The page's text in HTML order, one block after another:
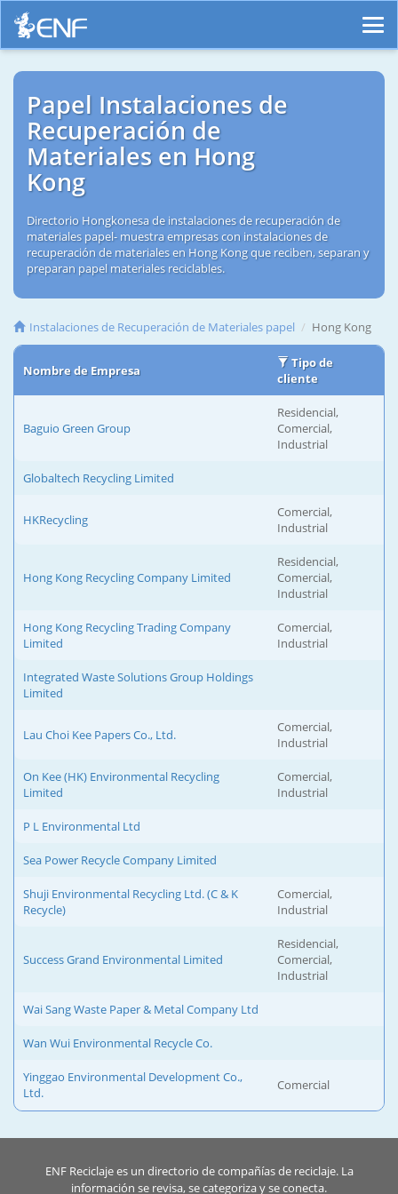
Papel Instalaciones de
Recuperación de
Materiales en Hong
Kong
Directorio Hongkonesa de instalaciones de recuperación de
materiales papel- muestra empresas con instalaciones de
recuperación de materiales en Hong Kong que reciben, separan y
preparan papel materiales reciclables.
Instalaciones de Recuperación de Materiales papel Hong Kong
Nombre de Empresa
Tipo de
cliente
Baguio Green Group
Residencial,
Comercial,
Industrial
Globaltech Recycling Limited
HKRecycling
Comercial,
Industrial
Hong Kong Recycling Company Limited
Residencial,
Comercial,
Industrial
Hong Kong Recycling Trading Company
Limited
Comercial,
Industrial
Integrated Waste Solutions Group Holdings
Limited
Lau Choi Kee Papers Co., Ltd.
Comercial,
Industrial
On Kee (HK) Environmental Recycling
Limited
Comercial,
Industrial
P L Environmental Ltd
Sea Power Recycle Company Limited
Shuji Environmental Recycling Ltd. (C & K
Recycle)
Comercial,
Industrial
Success Grand Environmental Limited
Residencial,
Comercial,
Industrial
Wai Sang Waste Paper & Metal Company Ltd
Wan Wui Environmental Recycle Co.
Yinggao Environmental Development Co.,
Ltd.
Comercial
ENF Reciclaje es un directorio de compañías de reciclaje. La
información se revisa, se categoriza y se conecta.